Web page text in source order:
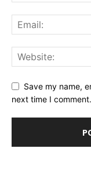
Save my name,
next time I comment.